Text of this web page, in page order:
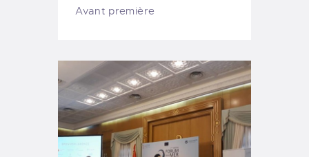
Avant première